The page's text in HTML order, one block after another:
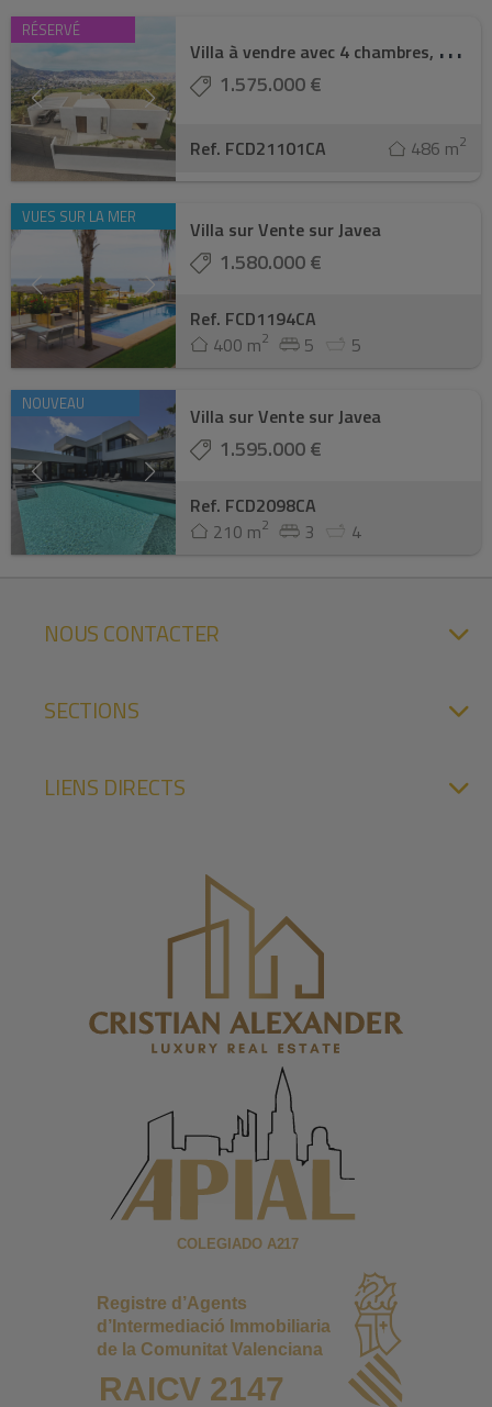
RÉSERVÉ V
illa à vendre avec 4 chambres, Javea
1.575.000 €
Ref. FCD21101CA 486 m2
VUES SUR LA MER
Villa sur Vente sur Javea
1.580.000 €
Ref. FCD1194CA
400 m2 5 5
NOUVEAU
Villa sur Vente sur Javea
1.595.000 €
Ref. FCD2098CA
210 m2 3 4
NOUS CONTACTER
SECTIONS
LIENS DIRECTS